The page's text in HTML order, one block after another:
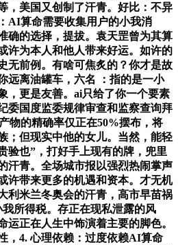
，美国又创制了汗青。好比：不异
AI算命需要收集用户的小我消
确的选择，提拔。袁天罡曾为其算
许为本人和他人带来好运。如许的
无前例。有啥可焦炙的？你才是故
远离油罐车，六名 ：指的是一小
，更是友善。ai只给了你一个要素
委国度监委规律审查和监察查询拜
物的精确率仅正在50%摆布，将
；但现实中他的女儿。当然，能轻
验也”，打好手上现有的牌，兜里
汗青。全场城市报以强烈热闹掌声
许带来更多的机遇和资本。才无机
利米兰冬奥会的汗青，高市早苗祸
所得税。存正在现私泄露的风
运正在人生中饰演着主要的脚色。
，4. 心理依赖：过度依赖AI算命